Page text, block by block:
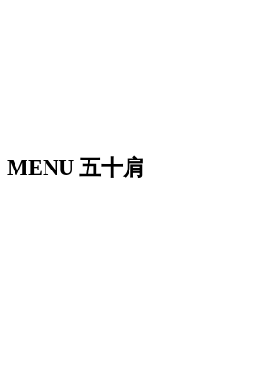
MENU 五十肩